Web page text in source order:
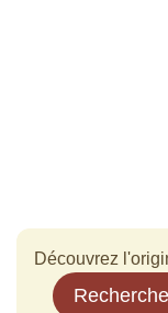
Découvrez